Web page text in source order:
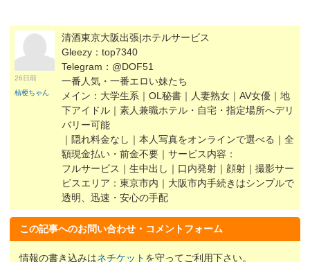
26日前
桔梗ちゃん
清酒東京大阪出張|ホテルサービス
Gleezy：top7340
Telegram：@DOF51
一番人気・一番エロい妹たち
メイン：大学生系｜OL秘書｜人妻熟女｜AV女優｜地
下アイドル｜素人兼職ホテル・自宅・指定場所へデリ
バリー可能
｜隠れ料金なし｜本人写真をオンラインで選べる｜全
額現金払い・前金不要｜サービス内容：
フルサービス｜生中出し｜口内発射｜顔射｜撮影サー
ビスエリア：東京市内｜大阪市内手続きはシンプルで
透明、迅速・安心の手配
この記事へのお問い合わせ・コメントフォーム
情報の書き込みはネチケット を守ってご利用下さい。